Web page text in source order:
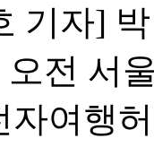
기자]
전 서
자여행